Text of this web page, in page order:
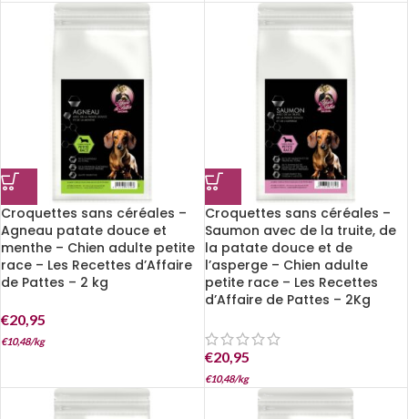
Croquettes sans céréales –
Agneau patate douce et
menthe – Chien adulte petite
race – Les Recettes d’Affaire
de Pattes – 2 kg
€20,95
€10,48/kg
Croquettes sans céréales –
Saumon avec de la truite, de
la patate douce et de
l’asperge – Chien adulte
petite race – Les Recettes
d’Affaire de Pattes – 2Kg
€20,95
€10,48/kg